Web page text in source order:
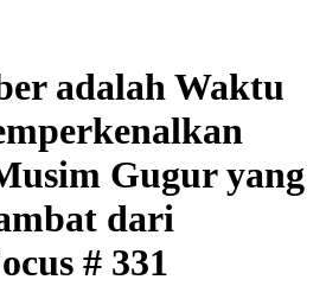
adalah Waktu
Gugur yang
dari
# 331